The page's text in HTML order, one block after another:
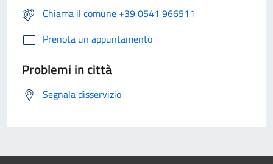
Chiama il comune +39 0541 966511
Prenota un appuntamento
Problemi in città
Segnala disservizio